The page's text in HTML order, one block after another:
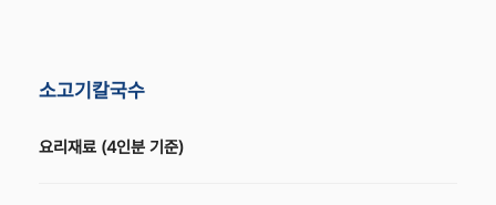
소고기칼국수
요리재료 (4인분 기준)